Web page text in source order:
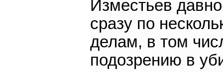
Изместьев
сразу по
делам, в том
подозрению в